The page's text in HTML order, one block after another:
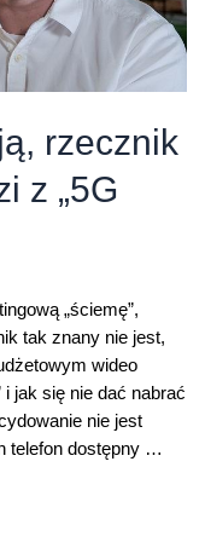
rzecznik
z „5G
„ściemę”,
tak znany nie jest,
wideo
jak się nie dać nabrać
nie jest
telefon dostępny …